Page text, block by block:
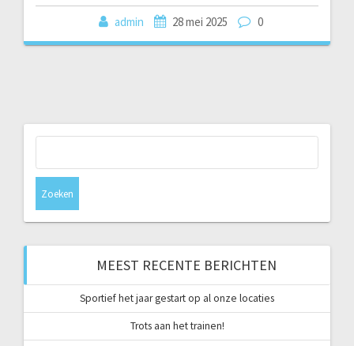
admin 28 mei 2025 0
MEEST RECENTE BERICHTEN
Sportief het jaar gestart op al onze locaties
Trots aan het trainen!